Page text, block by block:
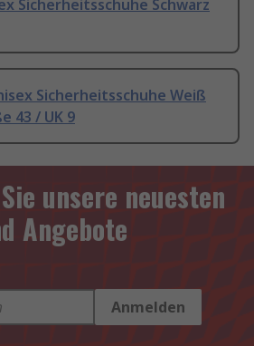
Sicherheitsschuhe Schwarz
Sicherheitsschuhe Weiß
43 / UK 9
unsere neuesten
Angebote
Anmelden